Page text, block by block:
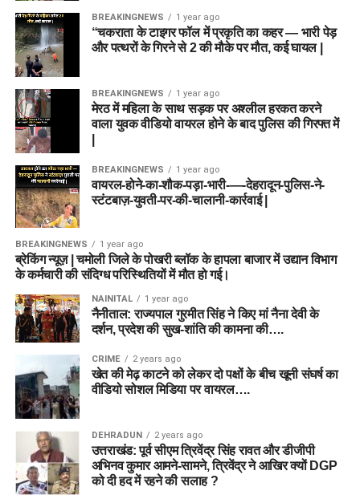
BREAKINGNEWS 1 year ago
“चकराता के टाइगर फॉल में प्रकृति का कहर — भारी पेड़
और पत्थरों के गिरने से 2 की मौके पर मौत, कई घायल |
BREAKINGNEWS 1 year ago
मेरठ में महिला के साथ सड़क पर अश्लील हरकत करने
वाला युवक वीडियो वायरल होने के बाद पुलिस की गिरफ्त में
BREAKINGNEWS 1 year ago
वायरल-होने-का-शौक-पड़ा-भारी-—-देहरादून-पुलिस-ने-
स्टंटबाज़-युवती-पर-की-चालानी-कार्रवाई |
BREAKINGNEWS 1 year ago
ब्रेकिंग न्यूज़ | चमोली जिले के पोखरी ब्लॉक के हापला बाजार में उद्यान विभाग
के कर्मचारी की संदिग्ध परिस्थितियों में मौत हो गई।
NAINITAL 1 year ago
नैनीताल: राज्यपाल गुरमीत सिंह ने किए मां नैना देवी के
दर्शन, प्रदेश की सुख-शांति की कामना की….
CRIME 2 years ago
खेत की मेढ़ काटने को लेकर दो पक्षों के बीच खूनी संघर्ष का
वीडियो सोशल मिडिया पर वायरल….
DEHRADUN 2 years ago
उत्तराखंड: पूर्व सीएम त्रिवेंद्र सिंह रावत और डीजीपी
अभिनव कुमार आमने-सामने, त्रिवेंद्र ने आखिर क्यों DGP
को दी हद में रहने की सलाह ?